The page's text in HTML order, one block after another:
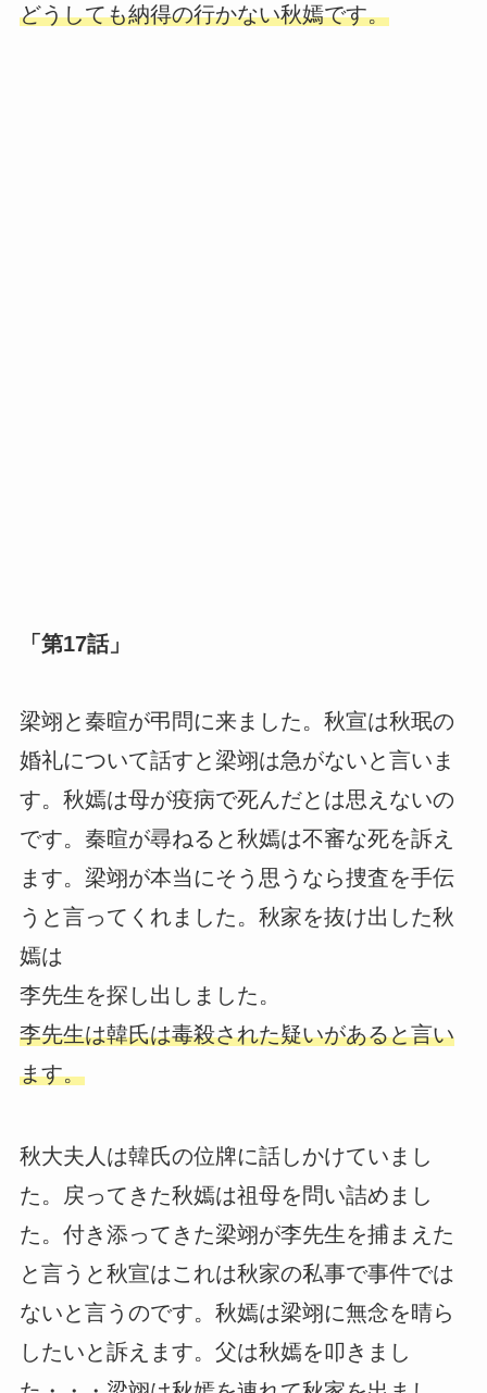
どうしても納得の行かない秋嫣です。
「第17話」
梁翊と秦暄が弔問に来ました。秋宣は秋珉の
婚礼について話すと梁翊は急がないと言いま
す。秋嫣は母が疫病で死んだとは思えないの
です。秦暄が尋ねると秋嫣は不審な死を訴え
ます。梁翊が本当にそう思うなら捜査を手伝
うと言ってくれました。秋家を抜け出した秋
嫣は
李先生を探し出しました。
李先生は韓氏は毒殺された疑いがあると言い
ます。
秋大夫人は韓氏の位牌に話しかけていまし
た。戻ってきた秋嫣は祖母を問い詰めまし
た。付き添ってきた梁翊が李先生を捕まえた
と言うと秋宣はこれは秋家の私事で事件では
ないと言うのです。秋嫣は梁翊に無念を晴ら
したいと訴えます。父は秋嫣を叩きまし